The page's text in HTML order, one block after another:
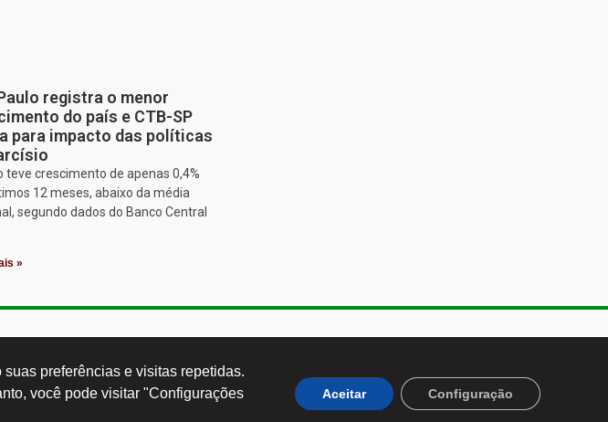
registra o menor
do país e CTB-SP
para impacto das políticas
teve crescimento de apenas 0,4%
12 meses, abaixo da média
segundo dados do Banco Central
»
Paulo - SP - Brasil CEP: 01251-001
preferências e visitas repetidas.
você pode visitar "Configurações
Aceitar Configuração